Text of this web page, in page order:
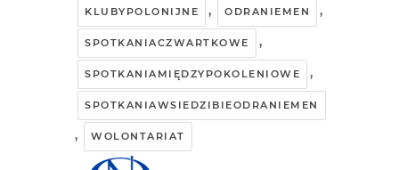
KLUBYPOLONIJNE , ODRANIEMEN ,
SPOTKANIACZWARTKOWE ,
SPOTKANIAMIĘDZYPOKOLENIOWE ,
SPOTKANIAWSIEDZIBIEODRANIEMEN
, WOLONTARIAT